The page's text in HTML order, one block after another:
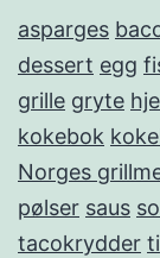
asparges
dessert egg
grille gryte
kokebok
Norges
pølser saus
tacokrydder